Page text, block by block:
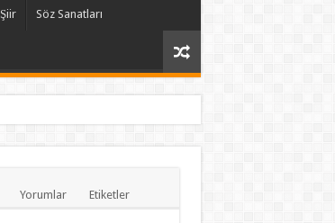
Şiir Söz Sanatları
Yorumlar Etiketler